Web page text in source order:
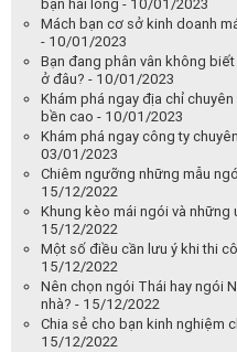
bạn hài lòng - 10/01/2023
Mách bạn cơ sở kinh doanh
- 10/01/2023
Bạn đang phân vân không
ở đâu? - 10/01/2023
Khám phá ngay địa chỉ
bền cao - 10/01/2023
Khám phá ngay công ty
03/01/2023
Chiêm ngưỡng những mẫu
15/12/2022
Khung kèo mái ngói và
15/12/2022
Một số điều cần lưu ý khi thi
15/12/2022
Nên chọn ngói Thái hay ngói
nhà? - 15/12/2022
Chia sẻ cho bạn kinh nghiệm
15/12/2022